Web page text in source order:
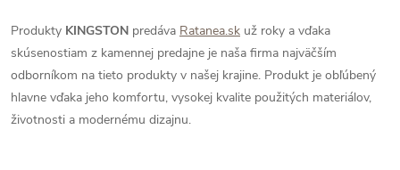
Produkty KINGSTON predáva Ratanea.sk už roky a vďaka
skúsenostiam z kamennej predajne je naša firma najväčším
odborníkom na tieto produkty v našej krajine. Produkt je obľúbený
hlavne vďaka jeho komfortu, vysokej kvalite použitých materiálov,
životnosti a modernému dizajnu.